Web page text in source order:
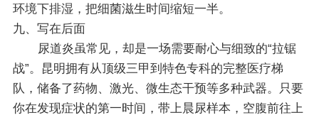
环境下排湿，把细菌滋生时间缩短一半。
九、写在后面
尿道炎虽常见，却是一场需要耐心与细致的“拉锯
战”。昆明拥有从顶级三甲到特色专科的完整医疗梯
队，储备了药物、激光、微生态干预等多种武器。只要
你在发现症状的第一时间，带上晨尿样本，空腹前往上